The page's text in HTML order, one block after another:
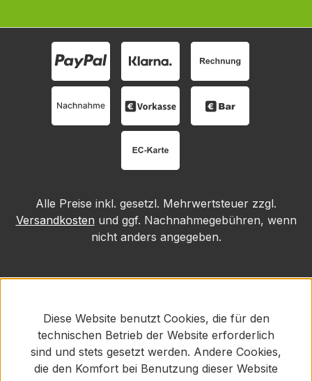
Alle Preise inkl. gesetzl. Mehrwertsteuer zzgl.
Versandkosten und ggf. Nachnahmegebühren, wenn
nicht anders angegeben.
Diese Website benutzt Cookies, die für den
technischen Betrieb der Website erforderlich
sind und stets gesetzt werden. Andere Cookies,
die den Komfort bei Benutzung dieser Website